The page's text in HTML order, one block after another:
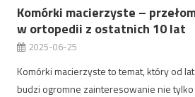
Komórki macierzyste –
w ortopedii z ostatnich 10 lat
2025-06-25
Komórki macierzyste to temat, który od lat
budzi ogromne zainteresowanie nie tylko